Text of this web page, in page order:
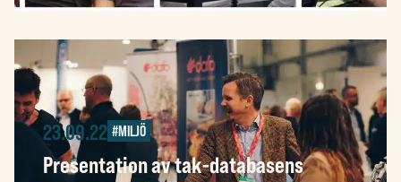
23.09.22 #MILJÖ
Presentation av tak-databasens